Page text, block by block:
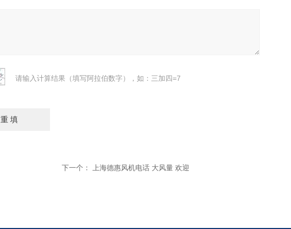
请输入计算结果（填写阿拉伯数字），如：三加四=7
下一个： 上海德惠风机电话 大风量 欢迎